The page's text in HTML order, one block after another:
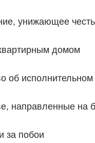
унижающее
домом
об
направленные на
за побои